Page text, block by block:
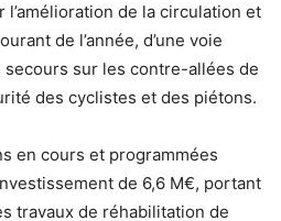
de la circulation et
de l’année, d’une voie
sur les contre-allées de
des cyclistes et des piétons.
en cours et programmées
de 6,6 M€, portant
travaux de réhabilitation de